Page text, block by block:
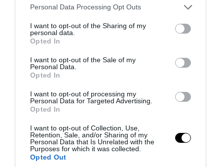
Please note that this website/app uses one or more Google
not limited to your visit or usage behaviour. You may click to
grant or deny consent to Google and its third-party tags to
use your data for below specified purposes in below Google
consent section.
Personal Data Processing Opt Outs
I want to opt-out of the Sharing of my
personal data.
Opted In
I want to opt-out of the Sale of my
Personal Data.
Opted In
I want to opt-out of processing my
Personal Data for Targeted Advertising.
Opted In
I want to opt-out of Collection, Use,
Retention, Sale, and/or Sharing of my
Personal Data that Is Unrelated with the
Purposes for which it was collected.
Opted Out
«Καταδρομική» κρανοφόρων μετά την
καταδίωξη μαύρου ΙΧ σε λευκό όχημα
(βίντεο)
10.08.2026 | 08:07